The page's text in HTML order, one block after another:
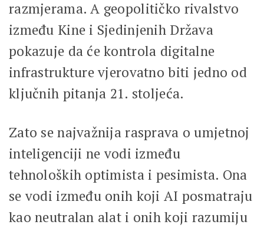
razmjerama. A geopolitičko rivalstvo
između Kine i Sjedinjenih Država
pokazuje da će kontrola digitalne
infrastrukture vjerovatno biti jedno od
ključnih pitanja 21. stoljeća.
Zato se najvažnija rasprava o umjetnoj
inteligenciji ne vodi između
tehnoloških optimista i pesimista. Ona
se vodi između onih koji AI posmatraju
kao neutralan alat i onih koji razumiju